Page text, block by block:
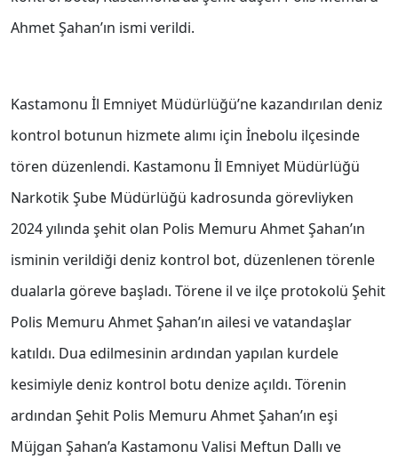
Ahmet Şahan’ın ismi verildi.
Kastamonu İl Emniyet Müdürlüğü’ne kazandırılan deniz
kontrol botunun hizmete alımı için İnebolu ilçesinde
tören düzenlendi. Kastamonu İl Emniyet Müdürlüğü
Narkotik Şube Müdürlüğü kadrosunda görevliyken
2024 yılında şehit olan Polis Memuru Ahmet Şahan’ın
isminin verildiği deniz kontrol bot, düzenlenen törenle
dualarla göreve başladı. Törene il ve ilçe protokolü Şehit
Polis Memuru Ahmet Şahan’ın ailesi ve vatandaşlar
katıldı. Dua edilmesinin ardından yapılan kurdele
kesimiyle deniz kontrol botu denize açıldı. Törenin
ardından Şehit Polis Memuru Ahmet Şahan’ın eşi
Müjgan Şahan’a Kastamonu Valisi Meftun Dallı ve